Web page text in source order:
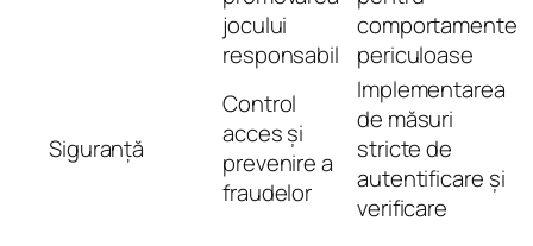
jocului
responsabil
comportamente
periculoase
Siguranță
Control
acces și
prevenire a
fraudelor
Implementarea
de măsuri
stricte de
autentificare și
verificare